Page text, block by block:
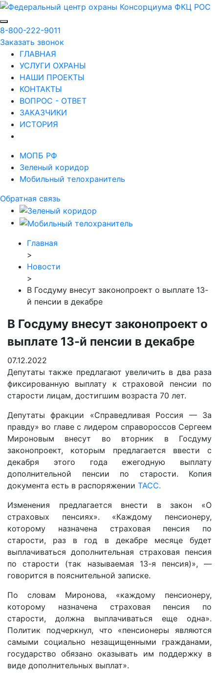
8-800-222-9011
Заказать звонок
ГЛАВНАЯ
УСЛУГИ ОХРАНЫ
НАШИ ПРОЕКТЫ
КОНТАКТЫ
ВОПРОС - ОТВЕТ
ЗАКАЗЧИКИ
ИСТОРИЯ
МОПБ РФ
Зеленый коридор
Мобильный телохранитель
Обратная связь
Главная
>
Новости
>
В Госдуму внесут законопроект о выплате 13-
й пенсии в декабре
В Госдуму внесут законопроект о
выплате 13-й пенсии в декабре
07.12.2022
Депутаты также предлагают увеличить в два раза
фиксированную выплату к страховой пенсии по
старости лицам, достигшим возраста 70 лет.
Депутаты фракции «Справедливая Россия — За
правду» во главе с лидером справороссов Сергеем
Мироновым внесут во вторник в Госдуму
законопроект, которым предлагается ввести с
декабря этого года ежегодную выплату
дополнительной пенсии по старости. Копия
документа есть в распоряжении ТАСС.
Изменения предлагается внести в закон «О
страховых пенсиях». «Каждому пенсионеру,
которому назначена страховая пенсия по
старости, раз в год в декабре месяце будет
выплачиваться дополнительная страховая пенсия
по старости (так называемая 13-я пенсия)», —
говорится в пояснительной записке.
По словам Миронова, «каждому пенсионеру,
которому назначена страховая пенсия по
старости, должна выплачиваться еще одна».
Политик подчеркнул, что «пенсионеры являются
самыми социально незащищенными гражданами,
государство обязано оказывать им поддержку в
виде дополнительных выплат».